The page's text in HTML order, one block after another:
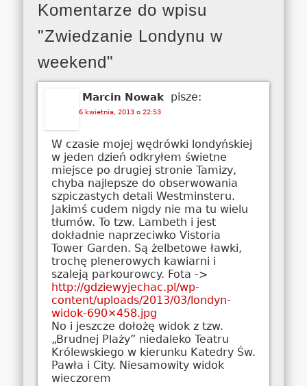
Komentarze do wpisu
"Zwiedzanie Londynu w
weekend"
Marcin Nowak pisze:
6 kwietnia, 2013 o 22:53
W czasie mojej wędrówki londyńskiej
w jeden dzień odkryłem świetne
miejsce po drugiej stronie Tamizy,
chyba najlepsze do obserwowania
szpiczastych detali Westminsteru.
Jakimś cudem nigdy nie ma tu wielu
tłumów. To tzw. Lambeth i jest
dokładnie naprzeciwko Vistoria
Tower Garden. Są żelbetowe ławki,
trochę plenerowych kawiarni i
szaleją parkourowcy. Fota ->
http://gdziewyjechac.pl/wp-
content/uploads/2013/03/londyn-
widok-690×458.jpg
No i jeszcze dołożę widok z tzw.
„Brudnej Plaży” niedaleko Teatru
Królewskiego w kierunku Katedry Św.
Pawła i City. Niesamowity widok
wieczorem